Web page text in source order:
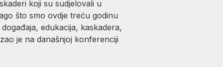
koji su sudjelovali u
što smo ovdje treću godinu
edukacija, kaskadera,
je na današnjoj konferenciji